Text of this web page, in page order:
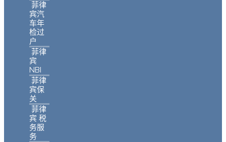
菲律
宾汽
车年
检过
户
菲律
宾
NBI
菲律
宾保
关
菲律
宾 税
务服
务